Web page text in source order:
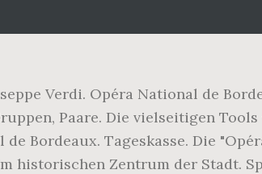
Verdi. Opéra National de
Paare. Die vielseitigen
Bordeaux. Tageskasse. Die
historischen Zentrum der Stadt.